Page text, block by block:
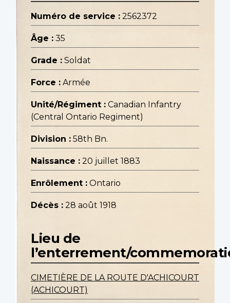
Numéro de service : 2562372
Âge : 35
Grade : Soldat
Force : Armée
Unité/Régiment : Canadian Infantry
(Central Ontario Regiment)
Division : 58th Bn.
Naissance : 20 juillet 1883
Enrôlement : Ontario
Décès : 28 août 1918
Lieu de
l’enterrement/
CIMETIÈRE DE LA ROUTE D'ACHICOURT
(ACHICOURT)